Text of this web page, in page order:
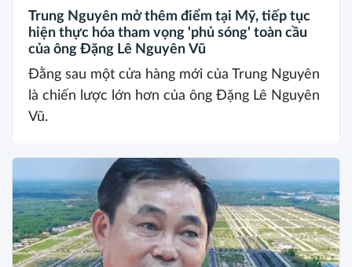
Trung Nguyên mở thêm điểm tại Mỹ, tiếp tục
hiện thực hóa tham vọng 'phủ sóng' toàn cầu
của ông Đặng Lê Nguyên Vũ
Đằng sau một cửa hàng mới của Trung Nguyên
là chiến lược lớn hơn của ông Đặng Lê Nguyên
Vũ.